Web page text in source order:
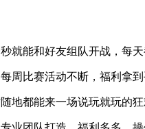
能和好友组队开战，每天
比赛活动不断，福利拿到
都能来一场说玩就玩的狂